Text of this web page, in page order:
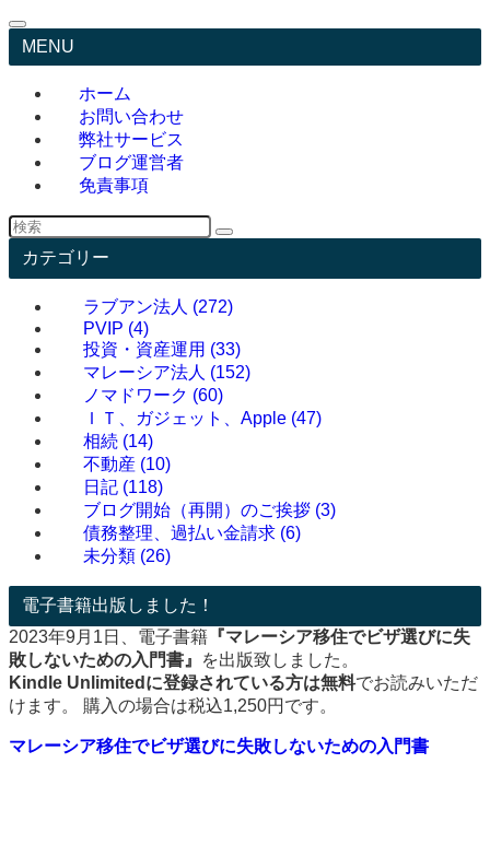
MENU
ホーム
お問い合わせ
弊社サービス
ブログ運営者
免責事項
カテゴリー
ラブアン法人 (272)
PVIP (4)
投資・資産運用 (33)
マレーシア法人 (152)
ノマドワーク (60)
ＩＴ、ガジェット、Apple (47)
相続 (14)
不動産 (10)
日記 (118)
ブログ開始（再開）のご挨拶 (3)
債務整理、過払い金請求 (6)
未分類 (26)
電子書籍出版しました！
2023年9月1日、電子書籍 『マレーシア移住でビザ選びに失
敗しないための入門書』
を出版致しました。
Kindle Unlimitedに登録されている方は無料でお読みいただ
けます。 購入の場合は税込1,250円です。
マレーシア移住でビザ選びに失敗しないための入門書